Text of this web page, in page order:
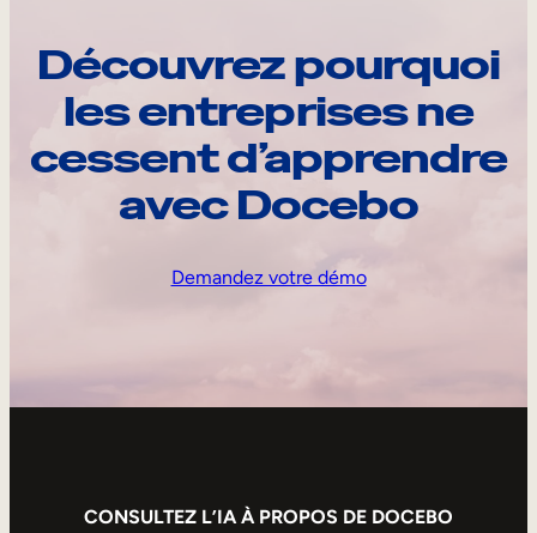
Découvrez pourquoi
les entreprises ne
cessent d’apprendre
avec Docebo
Demandez votre démo
CONSULTEZ L’IA À PROPOS DE DOCEBO